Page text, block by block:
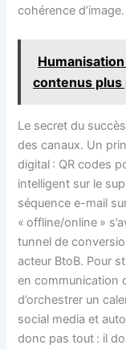
cohérence d’image.
contenus
Le secret du
des canaux. Un
digital : QR codes
intelligent sur le
séquence e-mail
« offline/online »
tunnel de
acteur BtoB. Pour
en communication
d’orchestrer un
social media et
donc pas tout : il